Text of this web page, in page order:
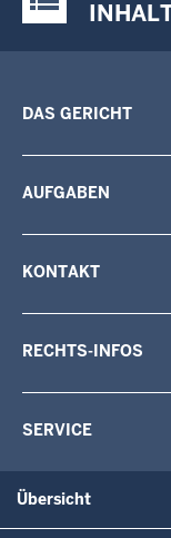
DAS GERICHT
AUFGABEN
KONTAKT
RECHTS-INFOS
SERVICE
Übersicht